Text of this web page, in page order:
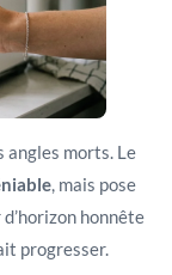
angles morts. Le
, mais pose
honnête
progresser.